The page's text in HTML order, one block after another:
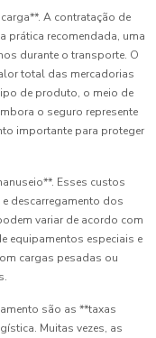
A contratação de
prática recomendada, uma
durante o transporte. O
total das mercadorias
de produto, o meio de
o seguro represente
importante para proteger
Esses custos
descarregamento dos
variar de acordo com
equipamentos especiais e
cargas pesadas ou
são as **taxas
Muitas vezes, as